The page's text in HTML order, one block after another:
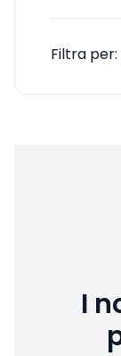
Filtra per:
I